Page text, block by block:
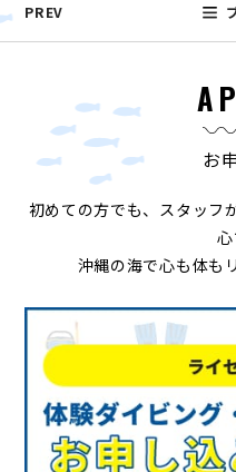
PREV
お
初めての方でも、スタッフ
心
沖縄の海で心も体も